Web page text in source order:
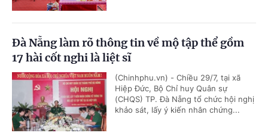
Đà Nẵng làm rõ thông tin về mộ tập thể gồm
17 hài cốt nghi là liệt sĩ
(Chinhphu.vn) - Chiều 29/7, tại xã
Hiệp Đức, Bộ Chỉ huy Quân sự
(CHQS) TP. Đà Nẵng tổ chức hội nghị
khảo sát, lấy ý kiến nhân chứng...